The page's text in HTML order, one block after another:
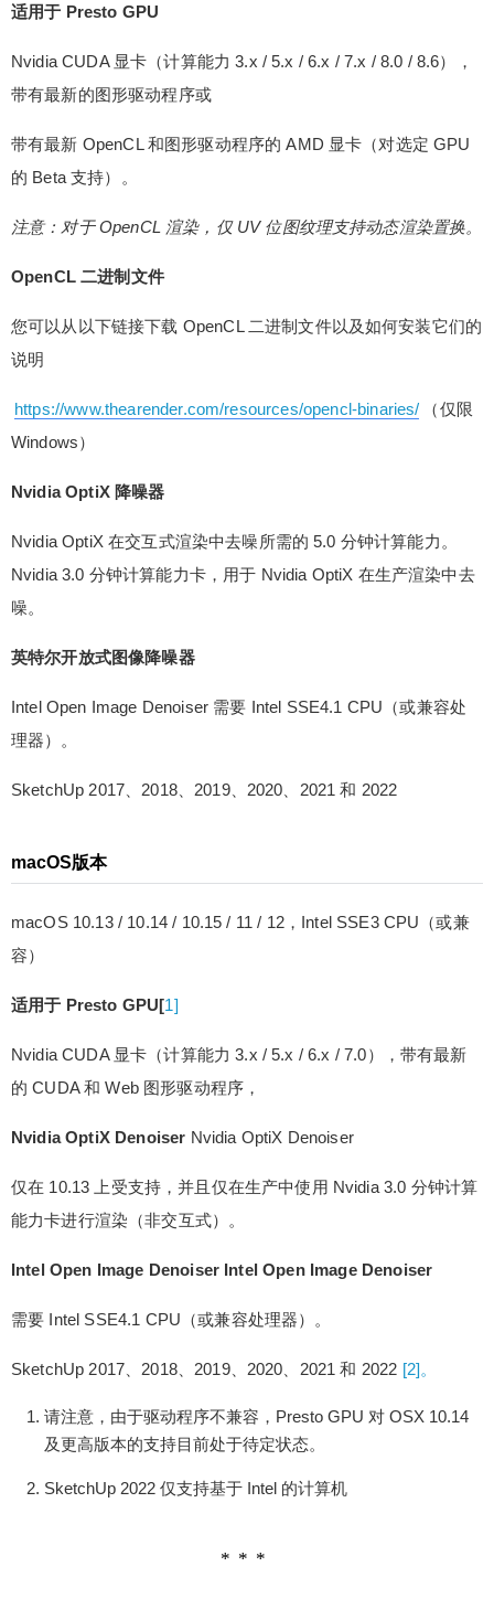
适用于 Presto GPU
Nvidia CUDA 显卡（计算能力 3.x / 5.x / 6.x / 7.x / 8.0 / 8.6），
带有最新的图形驱动程序或
带有最新 OpenCL 和图形驱动程序的 AMD 显卡（对选定 GPU
的 Beta 支持）。
注意：对于 OpenCL 渲染，仅 UV 位图纹理支持动态渲染置换。
OpenCL 二进制文件
您可以从以下链接下载 OpenCL 二进制文件以及如何安装它们的
说明
https://www.thearender.com/resources/opencl-binaries/
（仅限
Windows）
Nvidia OptiX 降噪器
Nvidia OptiX 在交互式渲染中去噪所需的 5.0 分钟计算能力。
Nvidia 3.0 分钟计算能力卡，用于 Nvidia OptiX 在生产渲染中去
噪。
英特尔开放式图像降噪器
Intel Open Image Denoiser 需要 Intel SSE4.1 CPU（或兼容处
理器）。
SketchUp 2017、2018、2019、2020、2021 和 2022
macOS版本
macOS 10.13 / 10.14 / 10.15 / 11 / 12，Intel SSE3 CPU（或兼
容）
适用于 Presto GPU[1]
Nvidia CUDA 显卡（计算能力 3.x / 5.x / 6.x / 7.0），带有最新
的 CUDA 和 Web 图形驱动程序，
Nvidia OptiX Denoiser Nvidia OptiX Denoiser
仅在 10.13 上受支持，并且仅在生产中使用 Nvidia 3.0 分钟计算
能力卡进行渲染（非交互式）。
Intel Open Image Denoiser Intel Open Image Denoiser
需要 Intel SSE4.1 CPU（或兼容处理器）。
SketchUp 2017、2018、2019、2020、2021 和 2022 [2]。
请注意，由于驱动程序不兼容，Presto GPU 对 OSX 10.14
及更高版本的支持目前处于待定状态。
SketchUp 2022 仅支持基于 Intel 的计算机